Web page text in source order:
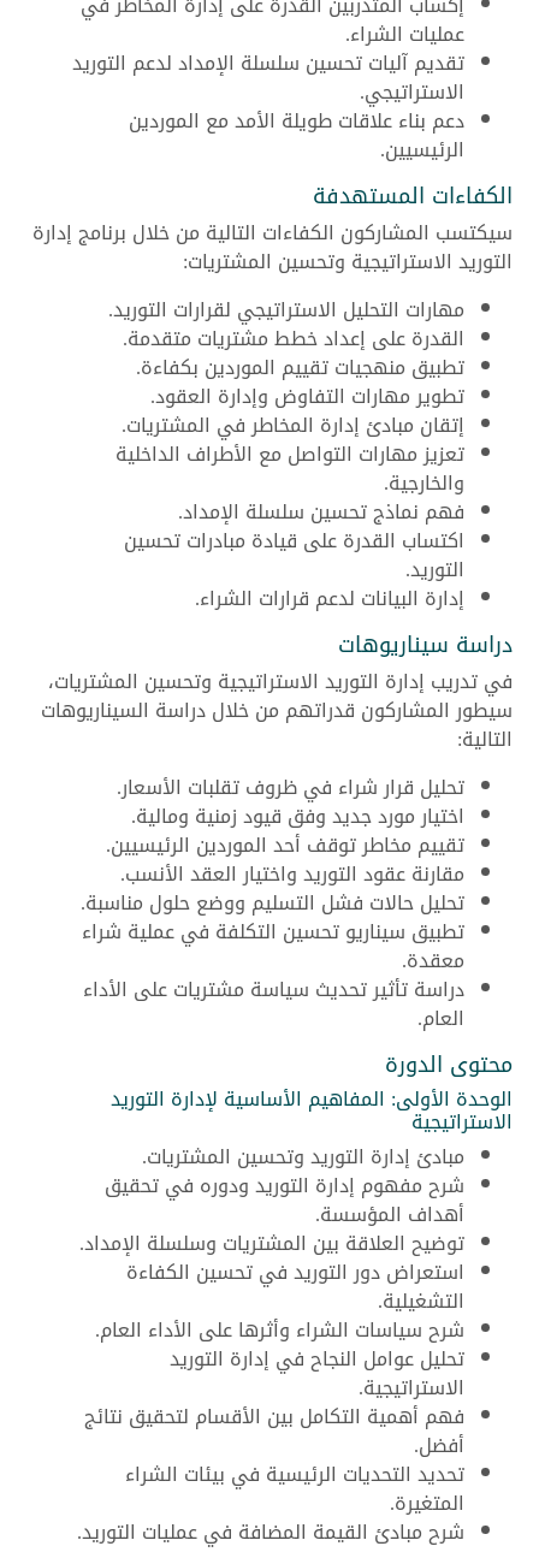
عمليات الشراء.
تقديم آليات تحسين سلسلة الإمداد لدعم التوريد
الاستراتيجي.
دعم بناء علاقات طويلة الأمد مع الموردين
الرئيسيين.
الكفاءات المستهدفة
سيكتسب المشاركون الكفاءات التالية من خلال برنامج إدارة
التوريد الاستراتيجية وتحسين المشتريات:
مهارات التحليل الاستراتيجي لقرارات التوريد.
القدرة على إعداد خطط مشتريات متقدمة.
تطبيق منهجيات تقييم الموردين بكفاءة.
تطوير مهارات التفاوض وإدارة العقود.
إتقان مبادئ إدارة المخاطر في المشتريات.
تعزيز مهارات التواصل مع الأطراف الداخلية
والخارجية.
فهم نماذج تحسين سلسلة الإمداد.
اكتساب القدرة على قيادة مبادرات تحسين
التوريد.
إدارة البيانات لدعم قرارات الشراء.
دراسة سيناريوهات
في تدريب إدارة التوريد الاستراتيجية وتحسين المشتريات،
سيطور المشاركون قدراتهم من خلال دراسة السيناريوهات
التالية:
تحليل قرار شراء في ظروف تقلبات الأسعار.
اختيار مورد جديد وفق قيود زمنية ومالية.
تقييم مخاطر توقف أحد الموردين الرئيسيين.
مقارنة عقود التوريد واختيار العقد الأنسب.
تحليل حالات فشل التسليم ووضع حلول مناسبة.
تطبيق سيناريو تحسين التكلفة في عملية شراء
معقدة.
دراسة تأثير تحديث سياسة مشتريات على الأداء
العام.
محتوى الدورة
الوحدة الأولى: المفاهيم الأساسية لإدارة التوريد
الاستراتيجية
مبادئ إدارة التوريد وتحسين المشتريات.
شرح مفهوم إدارة التوريد ودوره في تحقيق
أهداف المؤسسة.
توضيح العلاقة بين المشتريات وسلسلة الإمداد.
استعراض دور التوريد في تحسين الكفاءة
التشغيلية.
شرح سياسات الشراء وأثرها على الأداء العام.
تحليل عوامل النجاح في إدارة التوريد
الاستراتيجية.
فهم أهمية التكامل بين الأقسام لتحقيق نتائج
أفضل.
تحديد التحديات الرئيسية في بيئات الشراء
المتغيرة.
شرح مبادئ القيمة المضافة في عمليات التوريد.